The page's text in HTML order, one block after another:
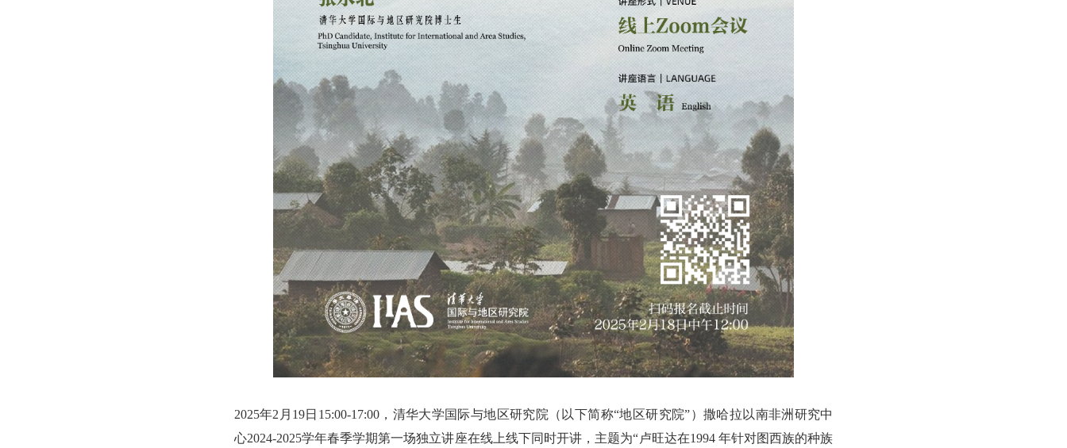
2025年2月19日15:00-17:00，清华大学国际与地区研究院（以下简称“地区研究院”）撒哈拉以南非洲研究中
心2024-2025学年春季学期第一场独立讲座在线上线下同时开讲，主题为“卢旺达在1994 年针对图西族的种族